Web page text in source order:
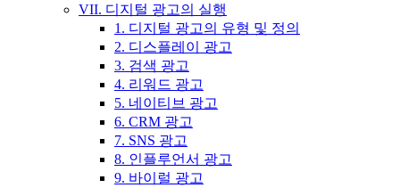
VII. 디지털 광고의 실행
1. 디지털 광고의 유형 및 정의
2. 디스플레이 광고
3. 검색 광고
4. 리워드 광고
5. 네이티브 광고
6. CRM 광고
7. SNS 광고
8. 인플루언서 광고
9. 바이럴 광고